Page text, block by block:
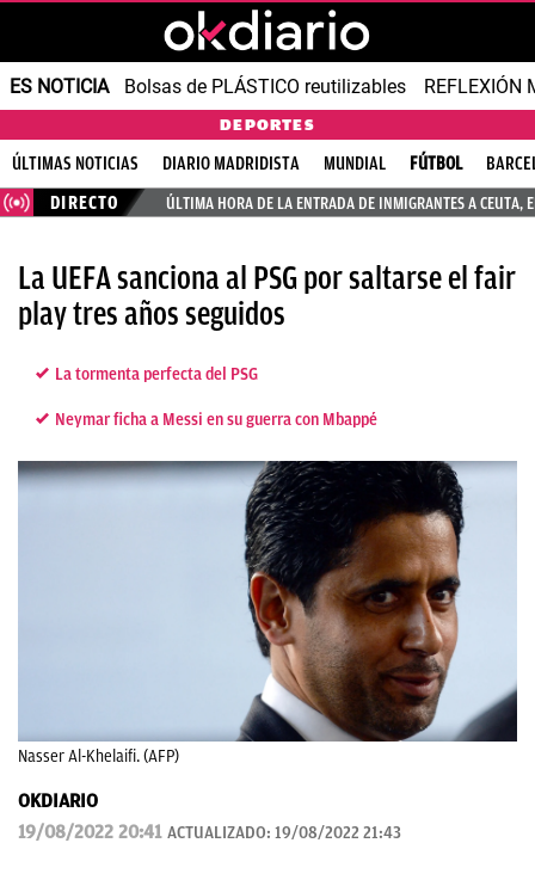
ES NOTICIA Bolsas de PLÁSTICO reutilizables REFLEXIÓN
DEPORTES
ÚLTIMAS NOTICIAS DIARIO MADRIDISTA MUNDIAL FÚTBOL
DIRECTO
ÚLTIMA HORA DE LA ENTRADA DE INMIGRANTES A CEUTA,
La UEFA sanciona al PSG por saltarse el fair
play tres años seguidos
La tormenta perfecta del PSG
Neymar ficha a Messi en su guerra con Mbappé
Nasser Al-Khelaifi. (AFP)
OKDIARIO
19/08/2022 20:41 ACTUALIZADO: 19/08/2022 21:43